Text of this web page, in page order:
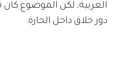
العربية، لكن الموضوع كان
دور حلاق داخل الحارة.